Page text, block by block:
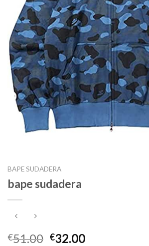
BAPE SUDADERA
bape sudadera
€51.00 €32.00